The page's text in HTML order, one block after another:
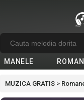
MANELE
MUZICA GRATIS >